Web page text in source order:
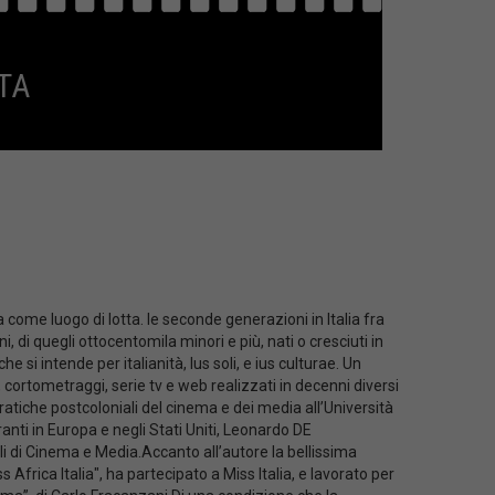
come luogo di lotta. le seconde generazioni in Italia fra
di quegli ottocentomila minori e più, nati o cresciuti in
si intende per italianità, Ius soli, e ius culturae. Un
serie tv e web realizzati in decenni diversi
postcoloniali del cinema e dei media all’Università
in Europa e negli Stati Uniti, Leonardo DE
Cinema e Media.Accanto all’autore la bellissima
Africa Italia", ha partecipato a Miss Italia, e lavorato per